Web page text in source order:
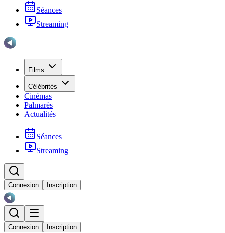
Séances
Streaming
Films
Célébrités
Cinémas
Palmarès
Actualités
Séances
Streaming
Connexion Inscription
Connexion Inscription